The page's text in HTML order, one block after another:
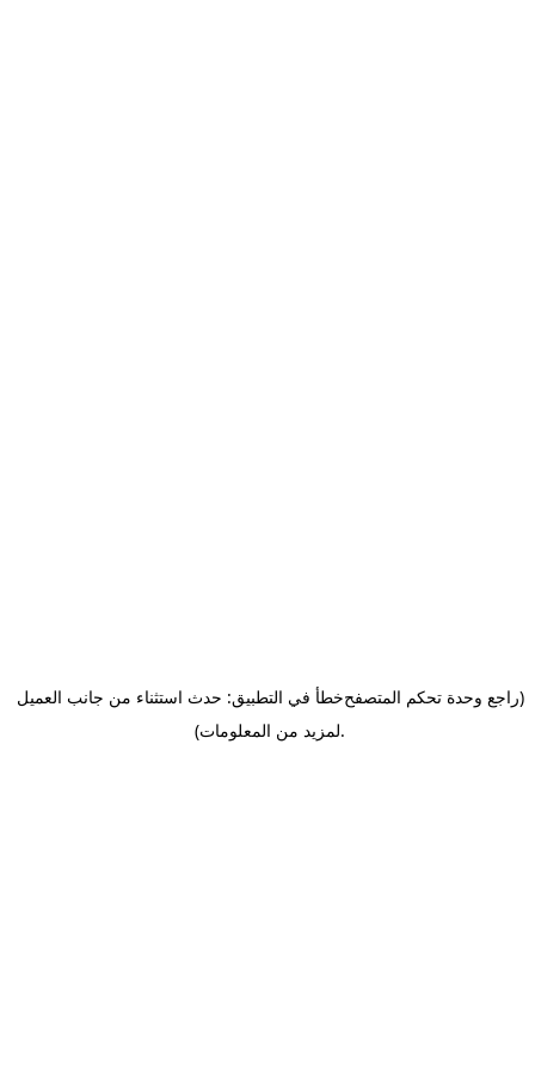
خطأ في التطبيق: حدث استثناء من جانب العميل(راجع وحدة تحكم المتصفح
لمزيد من المعلومات).